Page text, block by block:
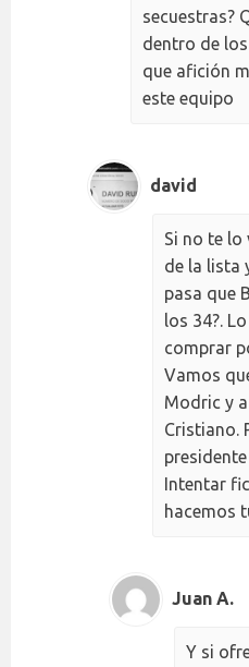
secuestras?
dentro de
que afición
este equipo
david
Si no te lo
de la lista
pasa que
los 34?.
comprar
Vamos
Modric y
Cristiano.
Intentar
hacemos
Juan A.
Y si